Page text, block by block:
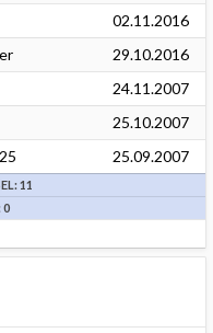
02.11.2016
29.10.2016
24.11.2007
25.10.2007
25.09.2007
11
0